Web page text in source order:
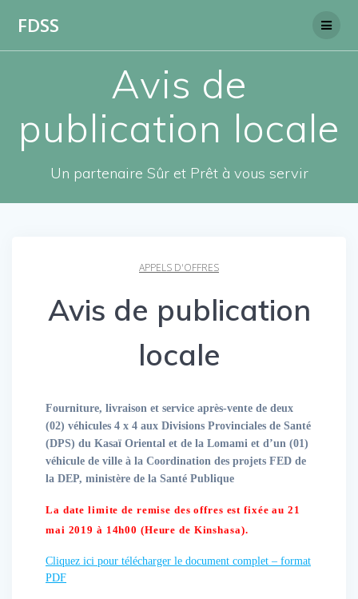
FDSS
Avis de
publication locale
Un partenaire Sûr et Prêt à vous servir
APPELS D'OFFRES
Avis de publication
locale
Fourniture, livraison et service après-vente de deux
(02) véhicules 4 x 4 aux Divisions Provinciales de Santé
(DPS) du Kasaï Oriental et de la Lomami et d’un (01)
véhicule de ville à la Coordination des projets FED de
la DEP, ministère de la Santé Publique
La date limite de remise des offres est fixée au 21
mai 2019 à 14h00 (Heure de Kinshasa).
Cliquez ici pour télécharger le document complet – format
PDF